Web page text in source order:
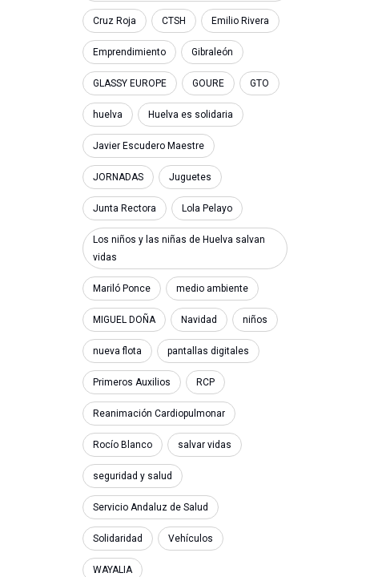
Cruz Roja CTSH Emilio Rivera
Emprendimiento Gibraleón
GLASSY EUROPE GOURE GTO
huelva Huelva es solidaria
Javier Escudero Maestre
JORNADAS Juguetes
Junta Rectora Lola Pelayo
Los niños y las niñas de Huelva salvan
vidas
Mariló Ponce medio ambiente
MIGUEL DOÑA Navidad niños
nueva flota pantallas digitales
Primeros Auxilios RCP
Reanimación Cardiopulmonar
Rocío Blanco salvar vidas
seguridad y salud
Servicio Andaluz de Salud
Solidaridad Vehículos
WAYALIA